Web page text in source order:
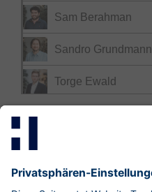
Sam Berahman
Sandro Grundmann
Torge Ewald